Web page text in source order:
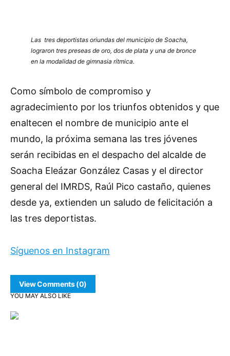
Las tres deportistas oriundas del municipio de Soacha,
lograron tres preseas de oro, dos de plata y una de bronce
en la modalidad de gimnasia rítmica.
Como símbolo de compromiso y
agradecimiento por los triunfos obtenidos y que
enaltecen el nombre de municipio ante el
mundo, la próxima semana las tres jóvenes
serán recibidas en el despacho del alcalde de
Soacha Eleázar González Casas y el director
general del IMRDS, Raúl Pico castaño, quienes
desde ya, extienden un saludo de felicitación a
las tres deportistas.
Síguenos en Instagram
View Comments (0)
YOU MAY ALSO LIKE